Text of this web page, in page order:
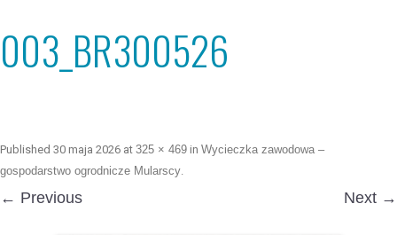
003_BR300526
Published 30 maja 2026 at 325 × 469 in Wycieczka zawodowa –
gospodarstwo ogrodnicze Mularscy.
← Previous Next →